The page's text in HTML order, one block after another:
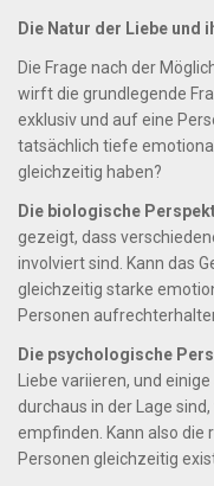
Die Natur der Liebe und
Die Frage nach der
wirft die grundlegende
exklusiv und auf eine
tatsächlich tiefe
gleichzeitig haben?
Die biologische
gezeigt, dass
involviert sind. Kann das
gleichzeitig starke
Personen
Die psychologische
Liebe variieren, und
durchaus in der Lage
empfinden. Kann also die
Personen gleichzeitig